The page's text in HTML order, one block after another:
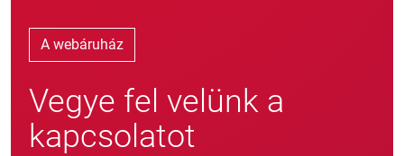
A webáruház
Vegye fel velünk a
kapcsolatot